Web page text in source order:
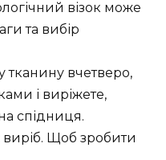
візок може
та вибір
вчетверо,
і виріжете,
спідниця.
виріб. Щоб зробити